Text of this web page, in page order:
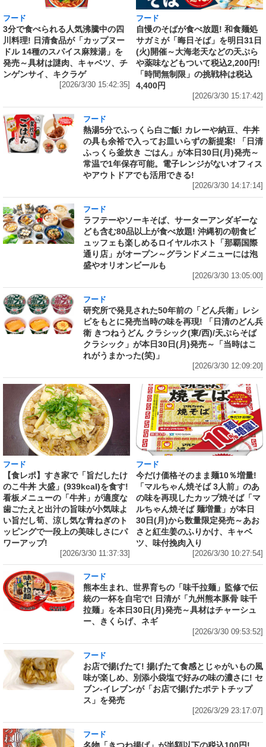
フード
3分で食べられる人気沸騰中の四
川料理! 日清食品が「カップヌー
ドル 14種のスパイス麻辣湯」を
発売～具材は謎肉、キャベツ、チ
ンゲンサイ、キクラゲ
[2026/3/30 15:42:35]
フード
自慢のそばが食べ放題! 和食麺処
サガミが「晦日そば」を明日31日
(火)開催～大海老天などの天ぷら
や薬味などもついて税込2,200円!
「時間無制限」の挑戦枠は税込
4,400円
[2026/3/30 15:17:42]
フード
熱湯5分でふっくら白ご飯! カレーや納豆、牛丼
の具も余裕で入ってお皿いらずの新提案! 「日清
ふっくら釜炊き ごはん」が本日30日(月)発売～
常温で1年保存可能。電子レンジがないオフィス
やアウトドアでも活用できる!
[2026/3/30 14:17:14]
フード
ラフテーやソーキそば、サーターアンダギーな
ども含む80品以上が食べ放題! 沖縄初の朝食ビ
ュッフェも楽しめるロイヤルホスト「那覇国際
通り店」がオープン～グランドメニューには泡
盛やオリオンビールも
[2026/3/30 13:05:00]
フード
研究所で発見された50年前の「どん兵衛」レシ
ピをもとに発売当時の味を再現! 「日清のどん兵
衛 きつねうどん クラシック(東/西)/天ぷらそば
クラシック」が本日30日(月)発売～「当時はこ
れがうまかった(笑)」
[2026/3/30 12:09:20]
フード
【食レポ】すき家で「旨だしたけ
のこ牛丼 大盛」(939kcal)を食す!
看板メニューの「牛丼」が適度な
歯ごたえと出汁の旨味が小気味よ
い旨だし筍、涼し気な青ねぎのト
ッピングで一段上の美味しさにパ
ワーアップ!
[2026/3/30 11:37:33]
フード
今だけ価格そのまま麺10％増量!
「マルちゃん焼そば 3人前」のあ
の味を再現したカップ焼そば「マ
ルちゃん焼そば 麺増量」が本日
30日(月)から数量限定発売～あお
さと紅生姜のふりかけ、キャベ
ツ、味付挽肉入り
[2026/3/30 10:27:54]
フード
熊本生まれ、世界育ちの「味千拉麺」監修で伝
統の一杯を自宅で! 日清が「九州熊本豚骨 味千
拉麺」を本日30日(月)発売～具材はチャーシュ
ー、きくらげ、ネギ
[2026/3/30 09:53:52]
フード
お店で揚げたて! 揚げたて食感とじゃがいもの風
味が楽しめ、別添小袋塩で好みの味の濃さに! セ
ブン‐イレブンが「お店で揚げたポテトチップ
ス」を発売
[2026/3/29 23:17:07]
フード